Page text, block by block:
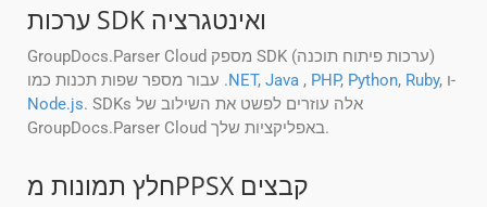
ערכות SDK ואינטגרציה
GroupDocs.Parser Cloud מספק SDK (ערכות פיתוח תוכנה)
.NET, Java , PHP, Python, Ruby
, ו-
Node.js. SDKs אלה עוזרים לפשט את השילוב של
GroupDocs.Parser Cloud באפליקציות שלך.
חלץ תמונות מPPSX קבצים